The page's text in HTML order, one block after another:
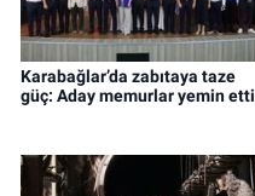
Karabağlar’da zabıtaya taze
güç: Aday memurlar yemin etti